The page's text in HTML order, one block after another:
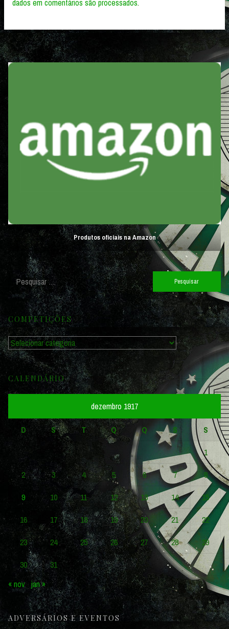
dados em comentários são processados.
Produtos oficiais na Amazon
Pesquisar
por:
COMPETIÇÕES
Competições
CALENDÁRIO
dezembro 1917
D S T Q Q S
S
1
2
3 4 5 6 7
8
9
10 11 12 13 14
15
16
17 18 19 20 21
22
23
24 25 26 27 28
29
30
31
« nov jan »
ADVERSÁRIOS E EVENTOS